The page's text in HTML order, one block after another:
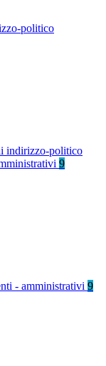
politico
indirizzo-politico
9
- amministrativi 9